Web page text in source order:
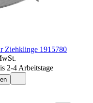
Ziehklinge 1915780
2-4 Arbeitstage